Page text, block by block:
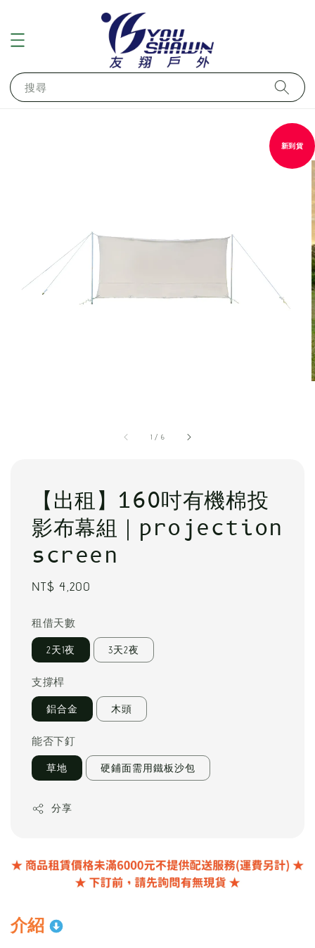
搜尋
1 / 6
新到貨
【出租】160吋有機棉投
影布幕組｜projection
screen
Regular
NT$ 4,200
租借天數
2天1夜 3天2夜
支撐桿
鋁合金 木頭
能否下釘
草地 硬鋪面需用鐵板沙包
分享
介紹